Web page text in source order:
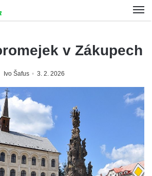
v Zákupech
Ivo Šafus 3. 2. 2026